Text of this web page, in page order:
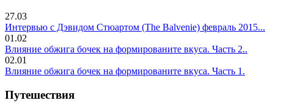
27.03
Интервью с Дэвидом Стюартом (The Balvenie) февраль 2015...
01.02
Влияние обжига бочек на формированите вкуса. Часть 2..
02.01
Влияние обжига бочек на формированите вкуса. Часть 1.
Путешествия